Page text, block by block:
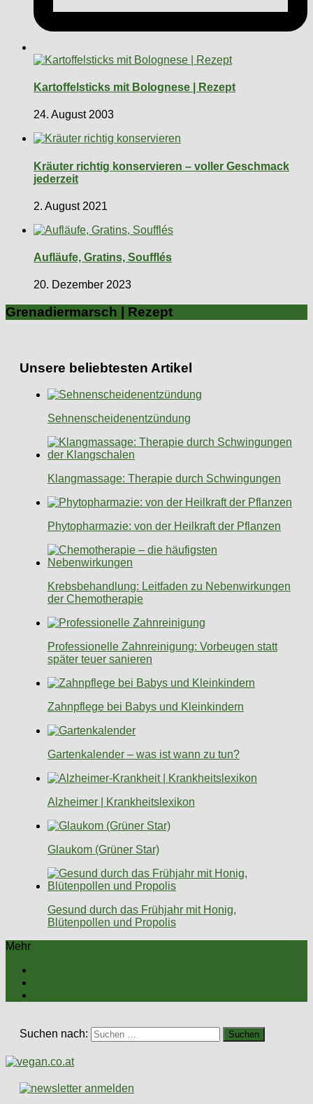
Kartoffelsticks mit Bolognese | Rezept
24. August 2003
Kräuter richtig konservieren – voller Geschmack
jederzeit
2. August 2021
Aufläufe, Gratins, Soufflés
20. Dezember 2023
Grenadiermarsch | Rezept
Unsere beliebtesten Artikel
Sehnenscheidenentzündung
Klangmassage: Therapie durch Schwingungen
Phytopharmazie: von der Heilkraft der Pflanzen
Krebsbehandlung: Leitfaden zu Nebenwirkungen
der Chemotherapie
Professionelle Zahnreinigung: Vorbeugen statt
später teuer sanieren
Zahnpflege bei Babys und Kleinkindern
Gartenkalender – was ist wann zu tun?
Alzheimer | Krankheitslexikon
Glaukom (Grüner Star)
Gesund durch das Frühjahr mit Honig,
Blütenpollen und Propolis
Mehr
Suchen nach: